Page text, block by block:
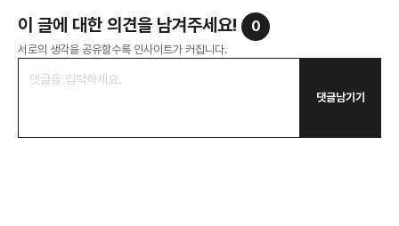
이 글에 대한 의견을 남겨주세요! 0
서로의 생각을 공유할수록 인사이트가 커집니다.
댓글남기기